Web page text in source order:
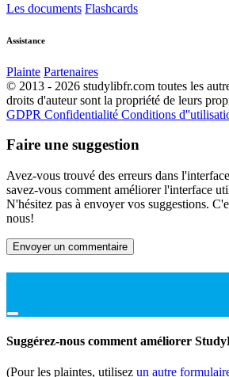
Les documents Flashcards
Assistance
Plainte Partenaires
© 2013 - 2026 studylibfr.com toutes les
droits d'auteur sont la propriété de leurs
GDPR Confidentialité Conditions
Faire une suggestion
Avez-vous trouvé des erreurs dans
savez-vous comment améliorer l'interface
N'hésitez pas à envoyer vos suggestions.
nous!
Envoyer un commentaire
Suggérez-nous comment améliorer
(Pour les plaintes, utilisez un autre